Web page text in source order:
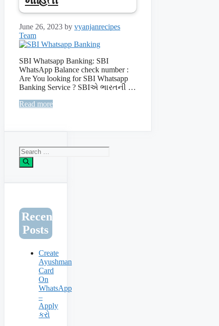
June 26, 2023 by vyanjanrecipes
Team
SBI Whatsapp Banking: SBI
WhatsApp Balance check number :
Are You looking for SBI Whatsapp
Banking Service ? SBIએ ભારતની …
Read more
Search
for:
Recent
Posts
Create
Ayushman
Card
On
WhatsApp
–
Apply
કરો